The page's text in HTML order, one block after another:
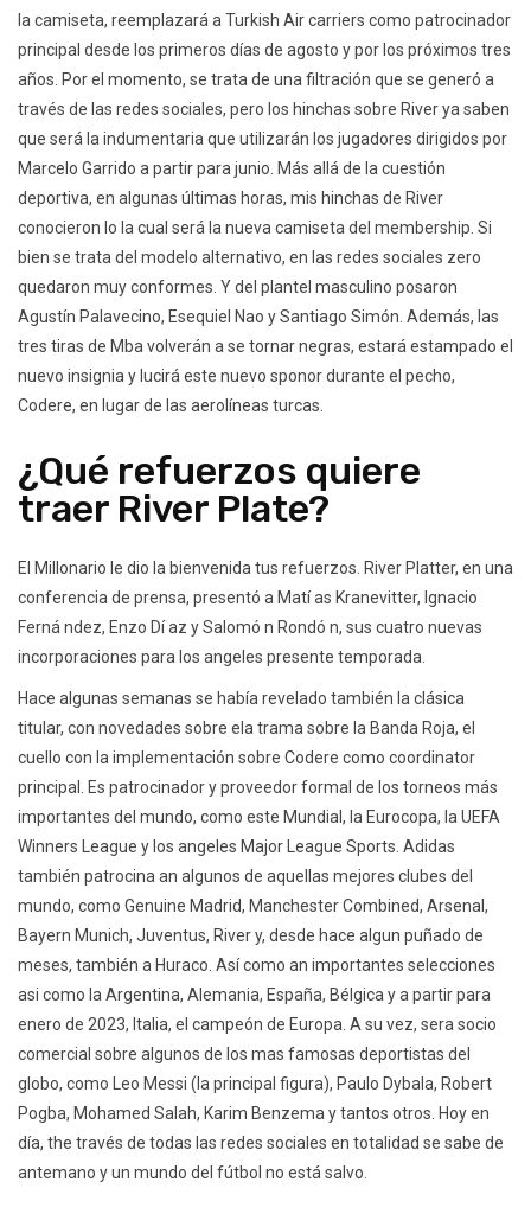
la camiseta, reemplazará a Turkish Air carriers como patrocinador
principal desde los primeros días de agosto y por los próximos tres
años. Por el momento, se trata de una filtración que se generó a
través de las redes sociales, pero los hinchas sobre River ya saben
que será la indumentaria que utilizarán los jugadores dirigidos por
Marcelo Garrido a partir para junio. Más allá de la cuestión
deportiva, en algunas últimas horas, mis hinchas de River
conocieron lo la cual será la nueva camiseta del membership. Si
bien se trata del modelo alternativo, en las redes sociales zero
quedaron muy conformes. Y del plantel masculino posaron
Agustín Palavecino, Esequiel Nao y Santiago Simón. Además, las
tres tiras de Mba volverán a se tornar negras, estará estampado el
nuevo insignia y lucirá este nuevo sponor durante el pecho,
Codere, en lugar de las aerolíneas turcas.
¿Qué refuerzos quiere
traer River Plate?
El Millonario le dio la bienvenida tus refuerzos. River Platter, en una
conferencia de prensa, presentó a Matí as Kranevitter, Ignacio
Ferná ndez, Enzo Dí az y Salomó n Rondó n, sus cuatro nuevas
incorporaciones para los angeles presente temporada.
Hace algunas semanas se había revelado también la clásica
titular, con novedades sobre ela trama sobre la Banda Roja, el
cuello con la implementación sobre Codere como coordinator
principal. Es patrocinador y proveedor formal de los torneos más
importantes del mundo, como este Mundial, la Eurocopa, la UEFA
Winners League y los angeles Major League Sports. Adidas
también patrocina an algunos de aquellas mejores clubes del
mundo, como Genuine Madrid, Manchester Combined, Arsenal,
Bayern Munich, Juventus, River y, desde hace algun puñado de
meses, también a Huraco. Así como an importantes selecciones
asi como la Argentina, Alemania, España, Bélgica y a partir para
enero de 2023, Italia, el campeón de Europa. A su vez, sera socio
comercial sobre algunos de los mas famosas deportistas del
globo, como Leo Messi (la principal figura), Paulo Dybala, Robert
Pogba, Mohamed Salah, Karim Benzema y tantos otros. Hoy en
día, the través de todas las redes sociales en totalidad se sabe de
antemano y un mundo del fútbol no está salvo.